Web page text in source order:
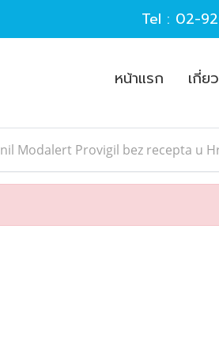
Tel : 02-
หน้าแรก เกี่ย
Modalert Provigil bez recepta u